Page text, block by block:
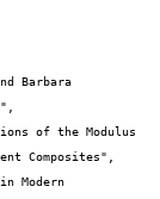
Composites",